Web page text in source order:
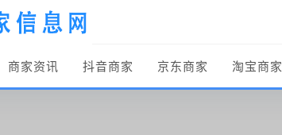
商家资讯 抖音商家 京东商家 淘宝商家